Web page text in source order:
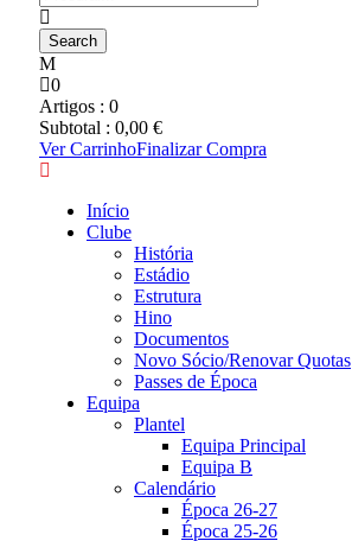
0
Artigos : 0
Subtotal : 0,00 €
Ver CarrinhoFinalizar Compra
Início
Clube
História
Estádio
Estrutura
Hino
Documentos
Novo Sócio/Renovar Quotas
Passes de Época
Equipa
Plantel
Equipa Principal
Equipa B
Calendário
Época 26-27
Época 25-26